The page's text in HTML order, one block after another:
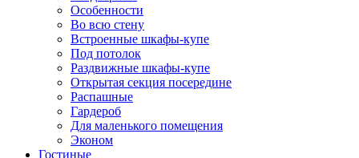
Особенности
Во всю стену
Встроенные шкафы-купе
Под потолок
Раздвижные шкафы-купе
Открытая секция посередине
Распашные
Гардероб
Для маленького помещения
Эконом
Гостиные